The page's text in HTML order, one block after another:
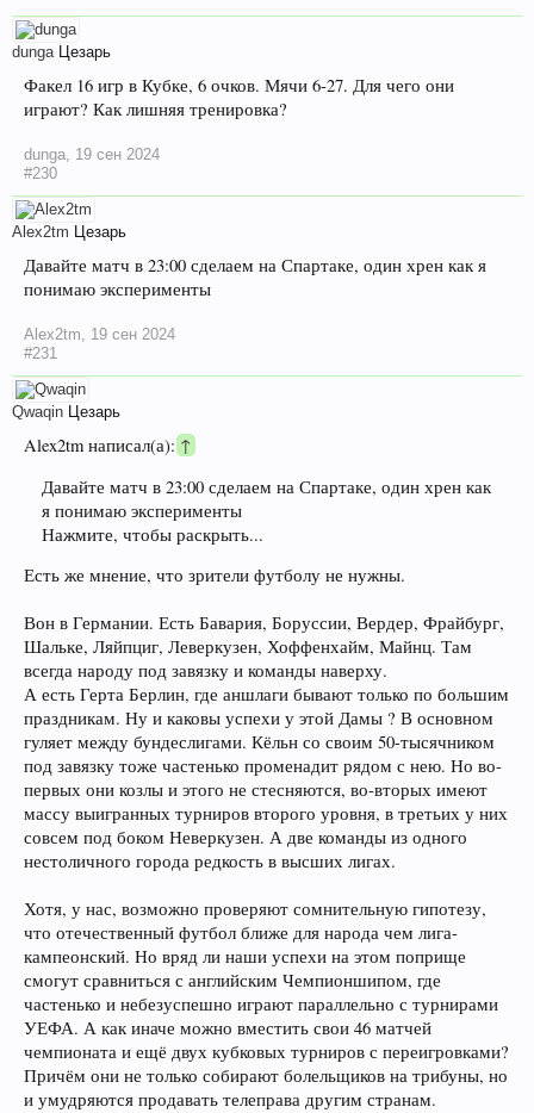
dunga Цезарь
Факел 16 игр в Кубке, 6 очков. Мячи 6-27. Для чего они
играют? Как лишняя тренировка?
dunga 19 сен 2024
#230
Alex2tm Цезарь
Давайте матч в 23:00 сделаем на Спартаке, один хрен как я
понимаю эксперименты
Alex2tm
19 сен 2024
#231
Qwaqin Цезарь
Alex2tm написал(а):↑
Давайте матч в 23:00 сделаем на Спартаке, один хрен как
я понимаю эксперименты
Нажмите, чтобы раскрыть...
Есть же мнение, что зрители футболу не нужны.
Вон в Германии. Есть Бавария, Боруссии, Вердер, Фрайбург,
Шальке, Ляйпциг, Леверкузен, Хоффенхайм, Майнц. Там
всегда народу под завязку и команды наверху.
А есть Герта Берлин, где аншлаги бывают только по большим
праздникам. Ну и каковы успехи у этой Дамы ? В основном
гуляет между бундеслигами. Кёльн со своим 50-тысячником
под завязку тоже частенько променадит рядом с нею. Но во-
первых они козлы и этого не стесняются, во-вторых имеют
массу выигранных турниров второго уровня, в третьих у них
совсем под боком Неверкузен. А две команды из одного
нестоличного города редкость в высших лигах.
Хотя, у нас, возможно проверяют сомнительную гипотезу,
что отечественный футбол ближе для народа чем лига-
кампеонский. Но вряд ли наши успехи на этом поприще
смогут сравниться с английским Чемпионшипом, где
частенько и небезуспешно играют параллельно с турнирами
УЕФА. А как иначе можно вместить свои 46 матчей
чемпионата и ещё двух кубковых турниров с переигровками?
Причём они не только собирают болельщиков на трибуны, но
и умудряются продавать телеправа другим странам.